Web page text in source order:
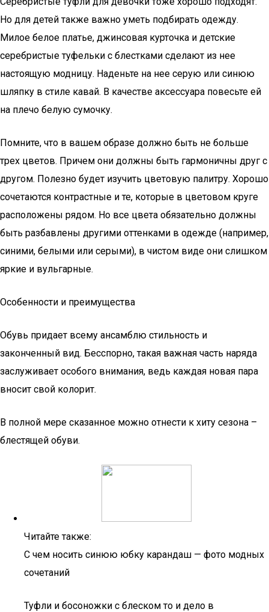
Но для детей также важно уметь подбирать одежду.
Милое белое платье, джинсовая курточка и детские
серебристые туфельки с блестками сделают из нее
настоящую модницу. Наденьте на нее серую или синюю
шляпку в стиле кавай. В качестве аксессуара повесьте ей
на плечо белую сумочку.
Помните, что в вашем образе должно быть не больше
трех цветов. Причем они должны быть гармоничны друг с
другом. Полезно будет изучить цветовую палитру. Хорошо
сочетаются контрастные и те, которые в цветовом круге
расположены рядом. Но все цвета обязательно должны
быть разбавлены другими оттенками в одежде (например,
синими, белыми или серыми), в чистом виде они слишком
яркие и вульгарные.
Особенности и преимущества
Обувь придает всему ансамблю стильность и
законченный вид. Бесспорно, такая важная часть наряда
заслуживает особого внимания, ведь каждая новая пара
вносит свой колорит.
В полной мере сказанное можно отнести к хиту сезона –
блестящей обуви.
Читайте также:
С чем носить синюю юбку карандаш — фото модных
сочетаний
Туфли и босоножки с блеском то и дело в